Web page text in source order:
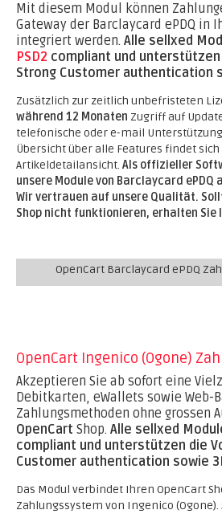
Mit diesem Modul können
Gateway der Barclaycard ePDQ in
integriert werden. Alle sellxed
PSD2 compliant und unterstützen
Strong Customer authentication
Zusätzlich zur zeitlich unbefristeten
während 12 Monaten Zugriff auf
telefonische oder e-mail
Übersicht über alle Features findet
Artikeldetailansicht. Als offizieller
unsere Module von Barclaycard
Wir vertrauen auf unsere Qualität.
Shop nicht funktionieren, erhalten Sie
OpenCart Barclaycard ePDQ
OpenCart Ingenico (Ogone)
Akzeptieren Sie ab sofort eine
Debitkarten, eWallets sowie Web-
Zahlungsmethoden ohne grossen
OpenCart Shop. Alle sellxed
compliant und unterstützen die
Customer authentication sowie
Das Modul verbindet Ihren OpenCart
Zahlungssystem von Ingenico